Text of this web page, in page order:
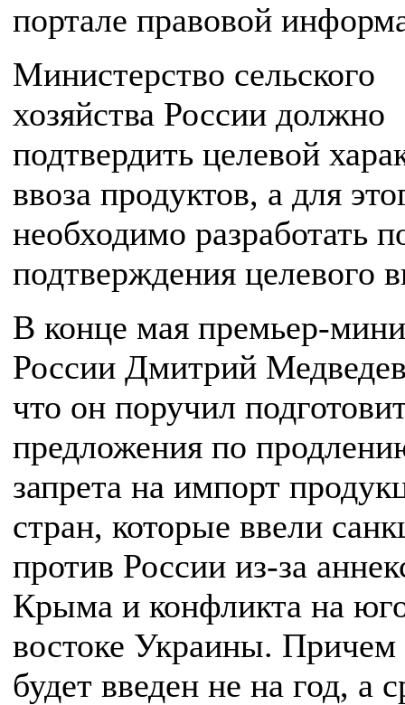
портале правовой
Министерство сельского
хозяйства России должно
подтвердить целевой
ввоза продуктов, а для
необходимо разработать
подтверждения целевого
В конце мая премьер-
России Дмитрий
что он поручил
предложения по
запрета на импорт
стран, которые ввели
против России из-за
Крыма и конфликта на
востоке Украины. Причем
будет введен не на год, а